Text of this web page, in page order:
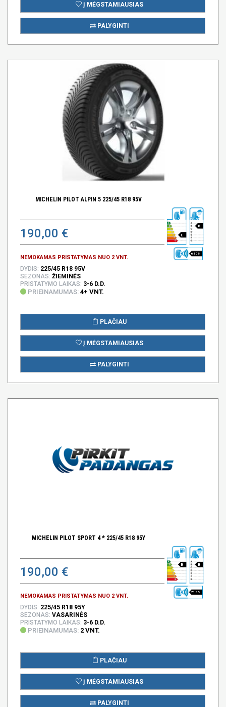
Į MĖGSTAMIAUSIAS
PALYGINTI
MICHELIN PILOT ALPIN 5 225/45 R18 95V
190,00 €
NEMOKAMAS PRISTATYMAS NUO 2 VNT.
E
B
68 DB
DYDIS: 225/45 R18 95V
SEZONAS: ŽIEMINĖS
PRISTATYMO LAIKAS: 3-6 D.D.
PRIEINAMUMAS: 4+ VNT.
PLAČIAU
Į MĖGSTAMIAUSIAS
PALYGINTI
MICHELIN PILOT SPORT 4 * 225/45 R18 95Y
190,00 €
NEMOKAMAS PRISTATYMAS NUO 2 VNT.
B B
71 DB
DYDIS: 225/45 R18 95Y
SEZONAS: VASARINĖS
PRISTATYMO LAIKAS: 3-6 D.D.
PRIEINAMUMAS: 2 VNT.
PLAČIAU
Į MĖGSTAMIAUSIAS
PALYGINTI